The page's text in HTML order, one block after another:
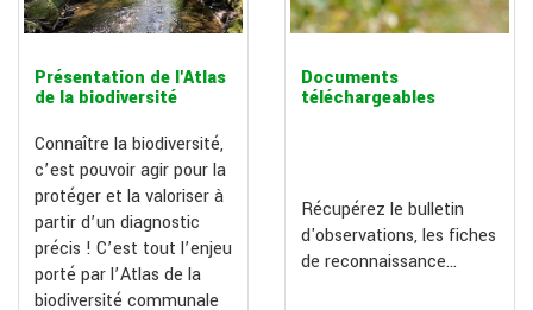
Présentation de l'Atlas
de la biodiversité
Connaître la biodiversité,
c’est pouvoir agir pour la
protéger et la valoriser à
partir d’un diagnostic
précis ! C’est tout l’enjeu
porté par l’Atlas de la
biodiversité communale
Documents
téléchargeables
Récupérez le bulletin
d'observations, les fiches
de reconnaissance...